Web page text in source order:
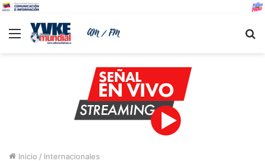
Menu
Inicio / Internacionales